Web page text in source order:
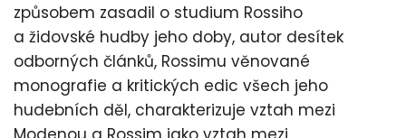
způsobem zasadil o studium Rossiho
a židovské hudby jeho doby, autor desítek
odborných článků, Rossimu věnované
monografie a kritických edic všech jeho
hudebních děl, charakterizuje vztah mezi